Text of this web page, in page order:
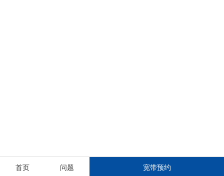
首页 问题 宽带预约